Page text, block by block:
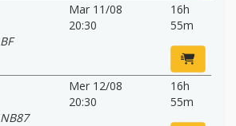
BF
Mar 11/08
20:30
16h
55m
NB87
Mer 12/08
20:30
16h
55m